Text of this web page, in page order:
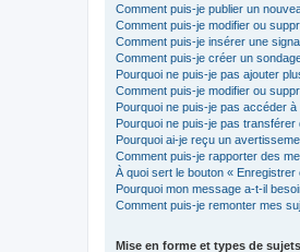
Comment puis-je publier un
Comment puis-je modifier ou
Comment puis-je insérer une
Comment puis-je créer un
Pourquoi ne puis-je pas ajouter
Comment puis-je modifier ou
Pourquoi ne puis-je pas accéder à
Pourquoi ne puis-je pas transférer
Pourquoi ai-je reçu un
Comment puis-je rapporter des
À quoi sert le bouton « Enregistrer
Pourquoi mon message a-t-il
Comment puis-je remonter mes
Mise en forme et types de sujets